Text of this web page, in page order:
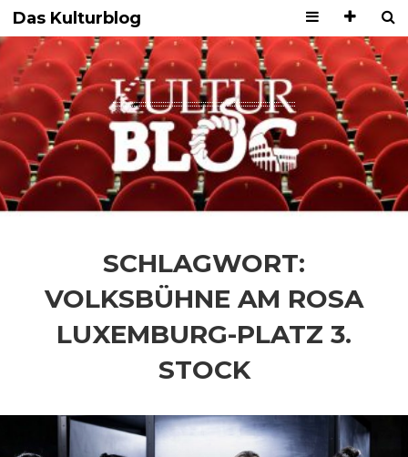
Das Kulturblog
SCHLAGWORT:
VOLKSBÜHNE AM ROSA
LUXEMBURG-PLATZ 3.
STOCK